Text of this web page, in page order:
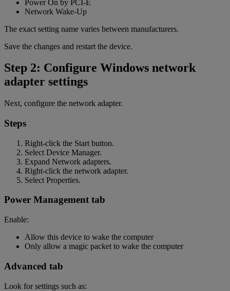
Power On by PCI-E
Network Wake-Up
The exact setting name varies between manufacturers.
Save the changes and restart the device.
Step 2: Configure Windows network
adapter settings
Next, configure the network adapter.
Steps
Right-click the Start button.
Select Device Manager.
Expand Network adapters.
Right-click the network adapter.
Select Properties.
Power Management tab
Enable:
Allow this device to wake the computer
Only allow a magic packet to wake the computer
Advanced tab
Look for settings such as: